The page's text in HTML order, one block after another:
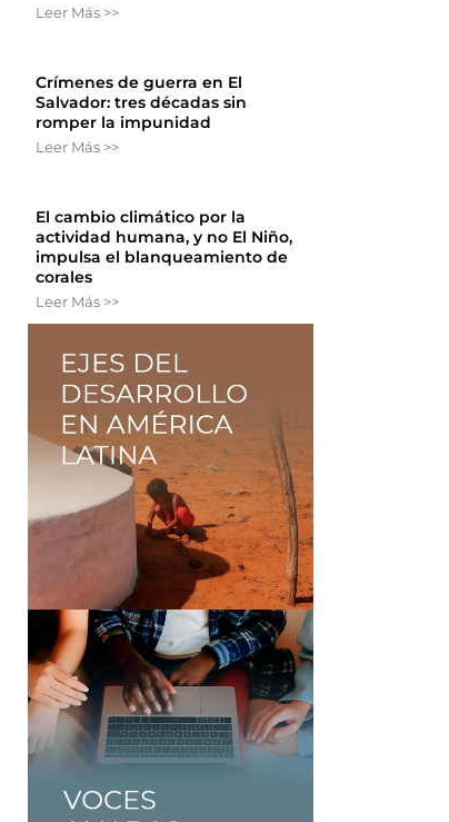
Leer Más >>
Crímenes de guerra en El
Salvador: tres décadas sin
romper la impunidad
Leer Más >>
El cambio climático por la
actividad humana, y no El Niño,
impulsa el blanqueamiento de
corales
Leer Más >>